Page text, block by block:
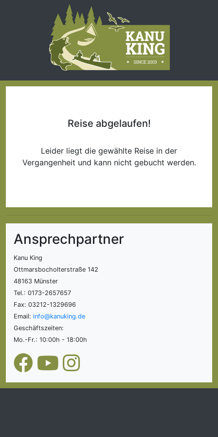
Reise abgelaufen!
Leider liegt die gewählte Reise in der
Vergangenheit und kann nicht gebucht werden.
Ansprechpartner
Kanu King
Ottmarsbocholterstraße 142
48163 Münster
Tel.: 0173-2657657
Fax: 03212-1329696
Email: info@kanuking.de
Geschäftszeiten:
Mo.-Fr.: 10:00h - 18:00h